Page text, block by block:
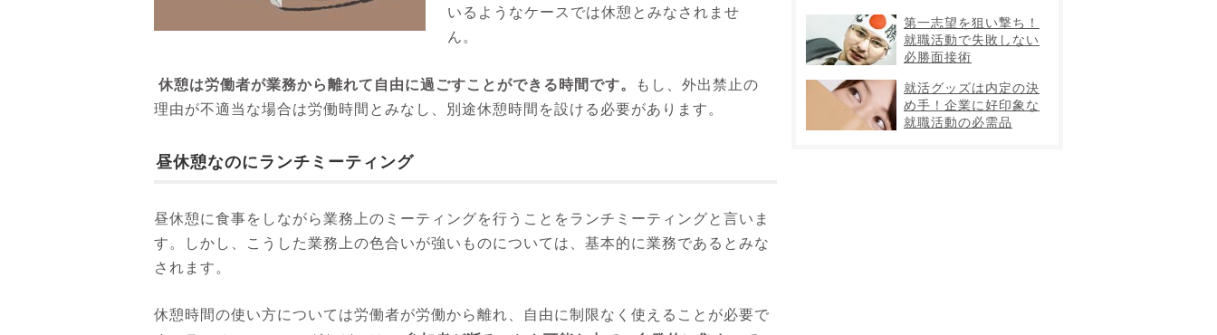
いるようなケースでは休憩とみなされませ
ん。
休憩は労働者が業務から離れて自由に過ごすことができる時間です。
もし、外出禁止の
理由が不適当な場合は労働時間とみなし、別途休憩時間を設ける必要があります。
昼休憩なのにランチミーティング
昼休憩に食事をしながら業務上のミーティングを行うことをランチミーティングと言いま
す。しかし、こうした業務上の色合いが強いものについては、基本的に業務であるとみな
されます。
休憩時間の使い方については労働者が労働から離れ、自由に制限なく使えることが必要で
第一志望を狙い撃ち！
就職活動で失敗しない
必勝面接術
就活グッズは内定の決
め手！企業に好印象な
就職活動の必需品